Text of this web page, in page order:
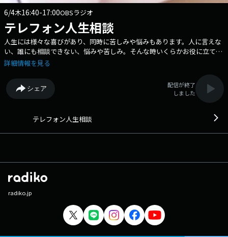
6/4木16:40-17:00OBSラジオ
テレフォン人生相談
人生には様々な喜びがあり、同時に苦しみや悩みもあります。人に言えな
い、誰にも相談できない、悩みや苦しみ。そんな時いくらかお役に立てれ
ば…というのが、この番組です。各界の専門家があなたのご相談に応じま
詳細情報を見る
シェア
配信が終了
しました
テレフォン人生相談
radiko.jp